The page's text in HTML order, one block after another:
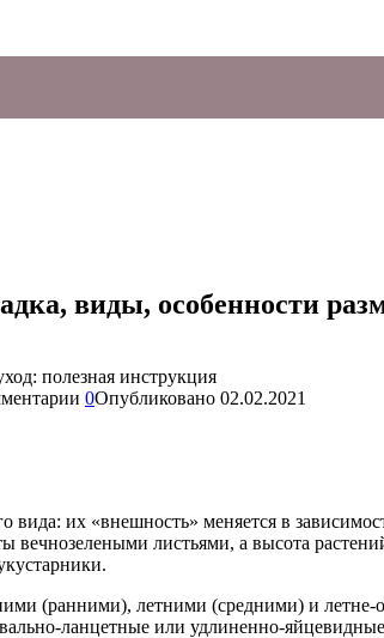
виды, особенности
0Опубликовано 02.02.2021
вида: их «внешность» меняется в
вечнозелеными листьями, а высота
(ранними), летними (средними) и
ланцетные или удлиненно-